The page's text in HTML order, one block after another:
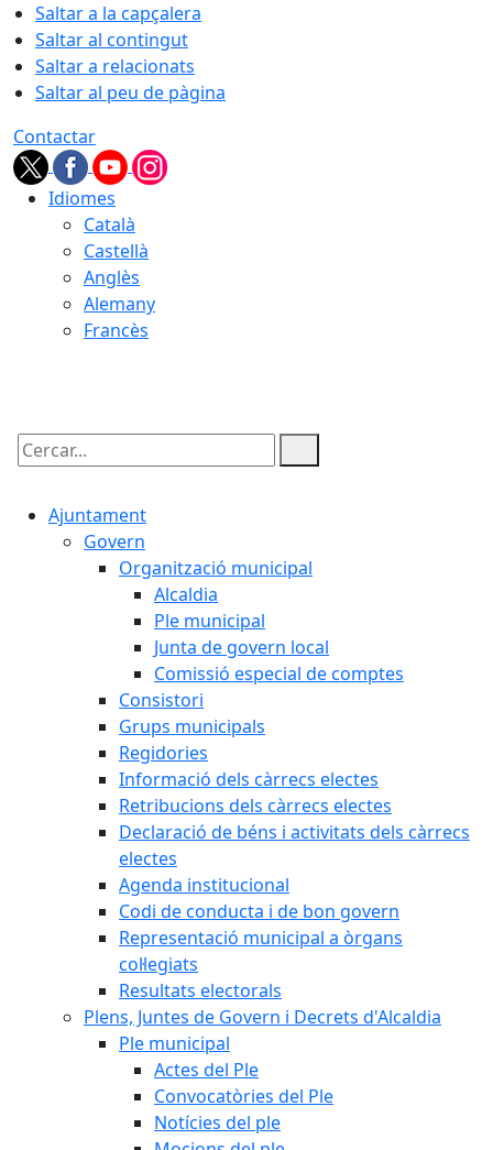
Saltar a la capçalera
Saltar al contingut
Saltar a relacionats
Saltar al peu de pàgina
Contactar
Idiomes
Català
Castellà
Anglès
Alemany
Francès
Cercar:
Ajuntament
Govern
Organització municipal
Alcaldia
Ple municipal
Junta de govern local
Comissió especial de comptes
Consistori
Grups municipals
Regidories
Informació dels càrrecs electes
Retribucions dels càrrecs electes
Declaració de béns i activitats dels càrrecs
electes
Agenda institucional
Codi de conducta i de bon govern
Representació municipal a òrgans
col·legiats
Resultats electorals
Plens, Juntes de Govern i Decrets d'Alcaldia
Ple municipal
Actes del Ple
Convocatòries del Ple
Notícies del ple